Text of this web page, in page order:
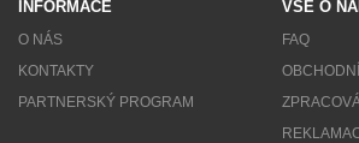
INFORMACE
O NÁS
KONTAKTY
PARTNERSKÝ PROGRAM
VŠE O
FAQ